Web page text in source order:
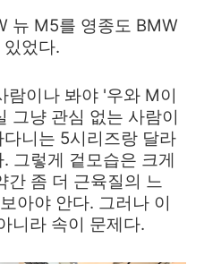
뉴 M5를 영종도 BMW
었다.
람이나 봐야 '우와 M이
그냥 관심 없는 사람이
니는 5시리즈랑 달라
그렇게 겉모습은 크게
간 좀 더 근육질의 느
아야 안다. 그러나 이
니라 속이 문제다.